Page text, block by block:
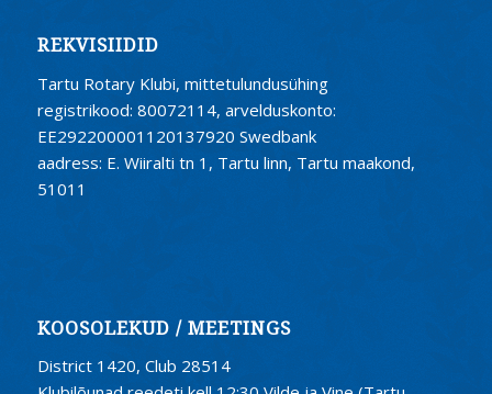
REKVISIIDID
Tartu Rotary Klubi, mittetulundusühing
registrikood: 80072114, arvelduskonto:
EE292200001120137920 Swedbank
aadress: E. Wiiralti tn 1, Tartu linn, Tartu maakond,
51011
KOOSOLEKUD / MEETINGS
District 1420, Club 28514